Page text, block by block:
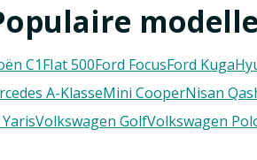
C1FIat 500Ford FocusFord Kuga
A-KlasseMini CooperNisan
Volkswagen GolfVolkswagen